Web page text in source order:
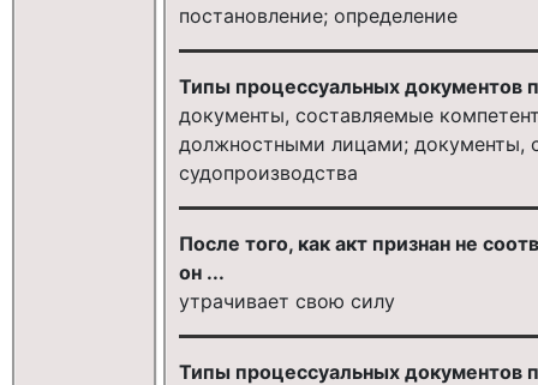
постановление; определение
Типы процессуальных документов
документы, составляемые
должностными лицами; документы,
судопроизводства
После того, как акт признан не
он ...
утрачивает свою силу
Типы процессуальных документов